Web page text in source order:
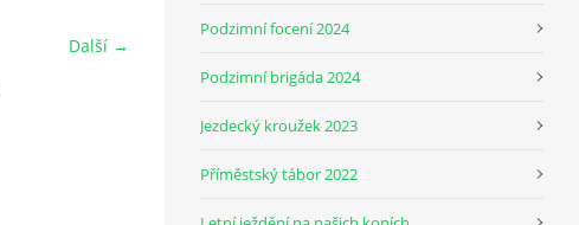
Další →
Podzimní focení 2024
Podzimní brigáda 2024
Jezdecký kroužek 2023
Příměstský tábor 2022